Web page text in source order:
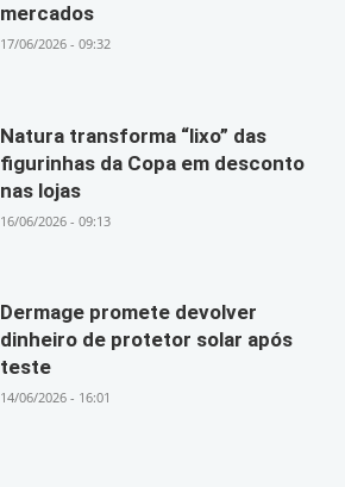
mercados
17/06/2026 - 09:32
Natura transforma “lixo” das
figurinhas da Copa em desconto
nas lojas
16/06/2026 - 09:13
Dermage promete devolver
dinheiro de protetor solar após
teste
14/06/2026 - 16:01